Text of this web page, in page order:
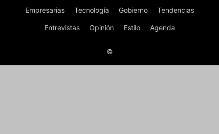
Empresarias Tecnología Gobierno Tendencias
Entrevistas Opinión Estilo Agenda
©